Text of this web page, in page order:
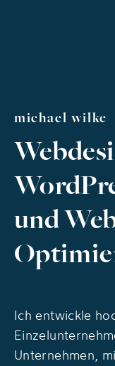
michael wilke
und
Ich entwickle
Unternehmen,